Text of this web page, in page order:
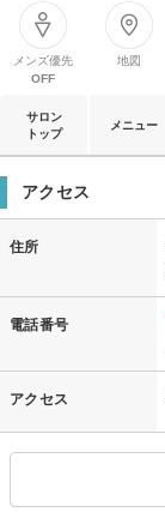
メンズ優先
OFF
地図
サロン
トップ
メニュー
アクセス
住所
電話番号
アクセス